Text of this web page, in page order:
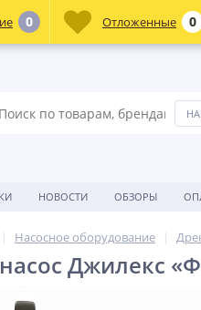
НОВОСТИ ОБЗОРЫ
Насосное оборудование
Джилекс
0 Отложенные 0